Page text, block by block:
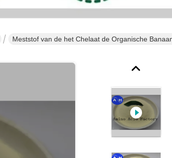
Meststof van de het Chelaat de Organische